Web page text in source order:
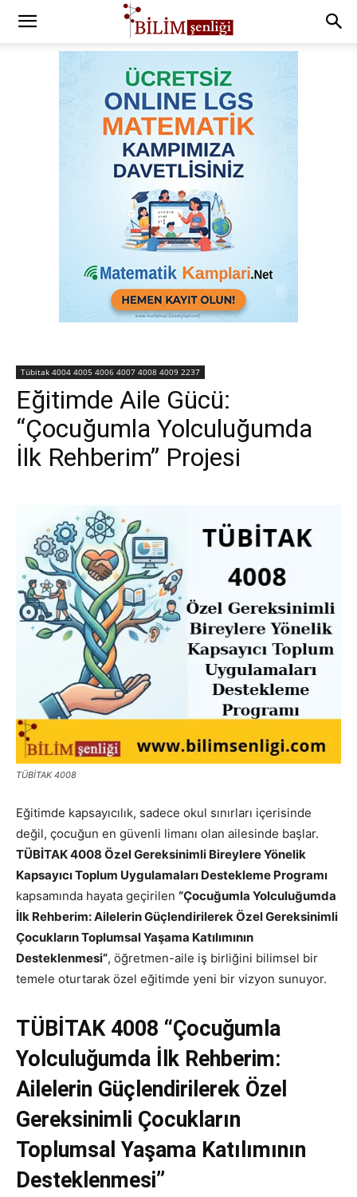
Tübitak 4004 4005 4006 4007 4008 4009 2237
Eğitimde Aile Gücü:
“Çocuğumla Yolculuğumda
İlk Rehberim” Projesi
TÜBİTAK 4008
Eğitimde kapsayıcılık, sadece okul sınırları içerisinde
değil, çocuğun en güvenli limanı olan ailesinde başlar.
TÜBİTAK 4008 Özel Gereksinimli Bireylere Yönelik
Kapsayıcı Toplum Uygulamaları Destekleme Programı
kapsamında hayata geçirilen “Çocuğumla Yolculuğumda
İlk Rehberim: Ailelerin Güçlendirilerek Özel Gereksinimli
Çocukların Toplumsal Yaşama Katılımının
Desteklenmesi”, öğretmen-aile iş birliğini bilimsel bir
temele oturtarak özel eğitimde yeni bir vizyon sunuyor.
TÜBİTAK 4008 “Çocuğumla
Yolculuğumda İlk Rehberim:
Ailelerin Güçlendirilerek Özel
Gereksinimli Çocukların
Toplumsal Yaşama Katılımının
Desteklenmesi”